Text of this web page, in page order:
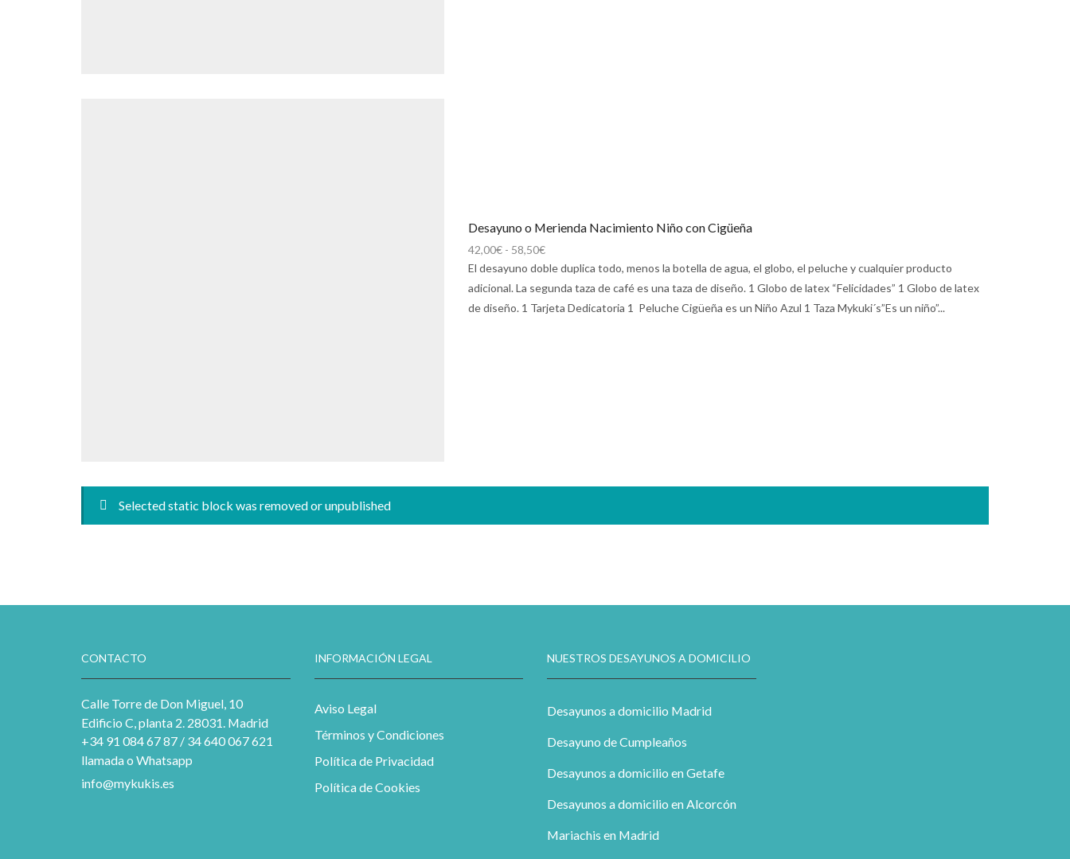
Desayuno o Merienda Nacimiento Niño con Cigüeña
42,00€ - 58,50€Rango
de
precios:
42,00€
El desayuno doble duplica todo, menos la botella de agua, el globo, el peluche y cualquier producto
adicional. La segunda taza de café es una taza de diseño. 1 Globo de latex “Felicidades” 1 Globo de latex
de diseño. 1 Tarjeta Dedicatoria 1 Peluche Cigüeña es un Niño Azul 1 Taza Mykuki´s”Es un niño”...
Selected static block was removed or unpublished
CONTACTO
Calle Torre de Don Miguel, 10
Edificio C, planta 2. 28031. Madrid
+34 91 084 67 87 / 34 640 067 621
llamada o Whatsapp
info@mykukis.es
INFORMACIÓN LEGAL
Aviso Legal
Términos y Condiciones
Política de Privacidad
Política de Cookies
NUESTROS DESAYUNOS A DOMICILIO
Desayunos a domicilio Madrid
Desayuno de Cumpleaños
Desayunos a domicilio en Getafe
Desayunos a domicilio en Alcorcón
Mariachis en Madrid